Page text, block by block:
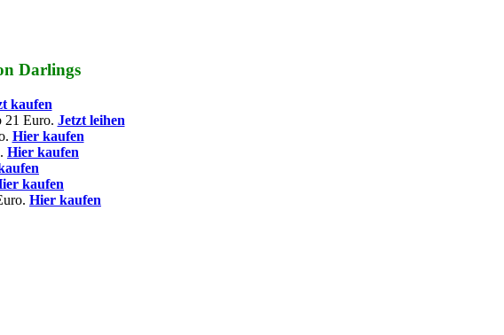
Darlings
kaufen
21 Euro. Jetzt leihen
Hier kaufen
Hier kaufen
kaufen
Hier kaufen